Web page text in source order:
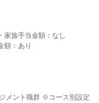
家族手当金額：なし
額：あり
メント職群 ※コース別設定